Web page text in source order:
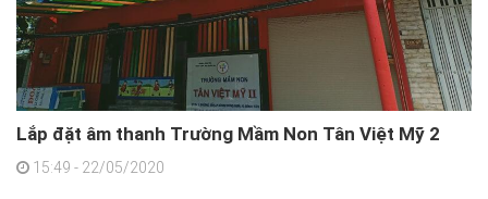
Lắp đặt âm thanh Trường Mầm Non Tân Việt Mỹ 2
15:49 - 22/05/2020